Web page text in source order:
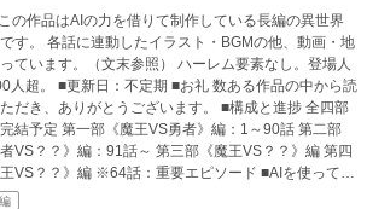
の作品はAIの力を借りて制作している長編の異世界
す。 各話に連動したイラスト・BGMの他、動画・地
ています。（文末参照） ハーレム要素なし。登場人
■お礼 数ある作品の中から読
き、ありがとうございます。 ■構成と進捗 全四部
VS勇者》編：1～90話 第二部
者VS？？》編：91話～ 第三部《魔王VS？？》編 第四
※64話：重要エピソード ■AIを使ってい
第一部:GPT 第二部:Gemini) ・プロット ：100％自分